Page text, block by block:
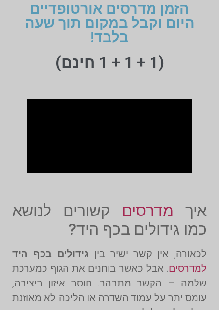
הזמן מדרסים אורטופדיים
היום וקבל במקום תוך שעה
בלבד!
(1 + 1 + 1 חינם)
איך מדרסים קשורים לנושא
כמו גידולים בכף היד?
לכאורה, אין קשר ישיר בין גידולים בכף היד
למדרסים. אבל כאשר בוחנים את הגוף כמערכת
שלמה – הקשר מתבהר. חוסר איזון ביציבה,
עומס יתר על עמוד השדרה או הליכה לא מאוזנת